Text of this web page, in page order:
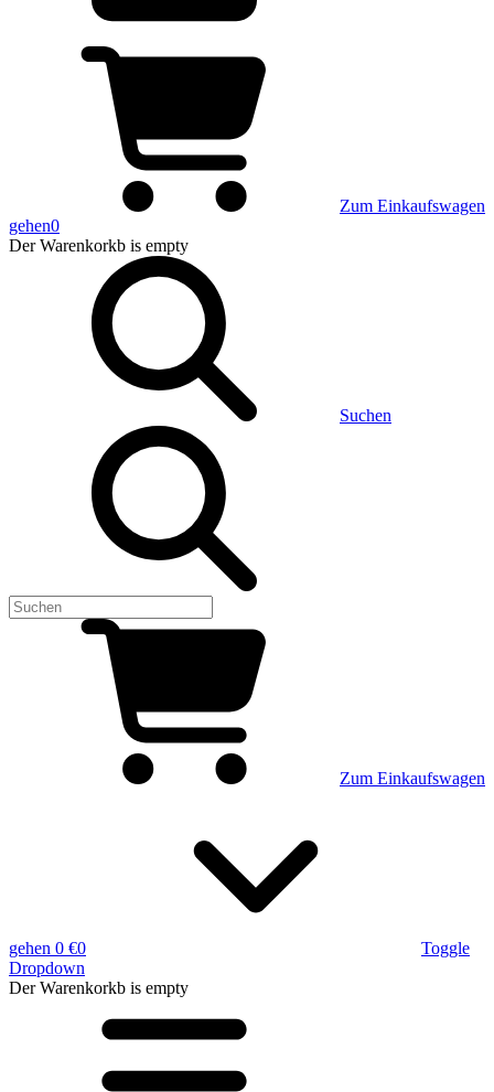
Zum Einkaufswagen
gehen0
Der Warenkorkb is empty
Suchen
Zum Einkaufswagen
gehen 0 €0
Toggle
Dropdown
Der Warenkorkb is empty